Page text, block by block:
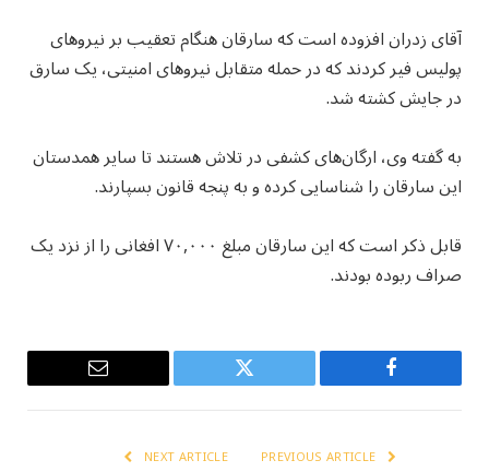
آقای زدران افزوده است که سارقان هنگام تعقیب بر نیروهای
پولیس فیر کردند که در حمله متقابل نیروهای امنیتی، یک سارق
در جایش کشته شد.
به گفته وی، ارگان‌های کشفی در تلاش هستند تا سایر همدستان
این سارقان را شناسایی کرده و به پنجه قانون بسپارند.
قابل ذکر است که این سارقان مبلغ ۷۰,۰۰۰ افغانی را از نزد یک
صراف ربوده بودند.
Facebook
Twitter
Email
NEXT ARTICLE